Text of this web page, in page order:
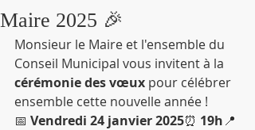
Maire 2025 🎉
Monsieur le Maire et l'ensemble du
Conseil Municipal vous invitent à la
cérémonie des vœux pour célébrer
ensemble cette nouvelle année !
📅 Vendredi 24 janvier 2025⏰ 19h📍